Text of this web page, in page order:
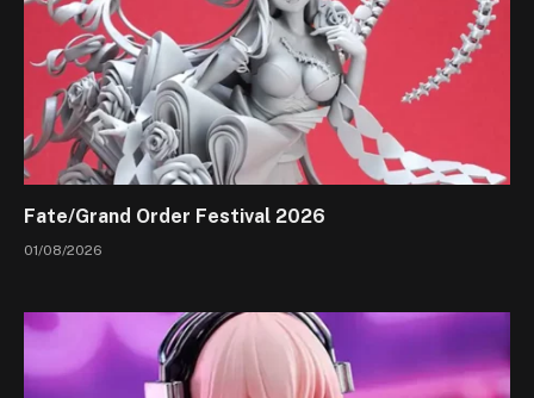
Fate/Grand Order Festival 2026
01/08/2026